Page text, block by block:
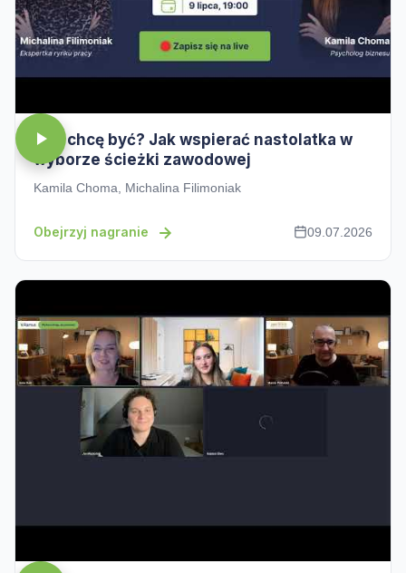
Kim chcę być? Jak wspierać nastolatka w
wyborze ścieżki zawodowej
Kamila Choma, Michalina Filimoniak
Obejrzyj nagranie 09.07.2026